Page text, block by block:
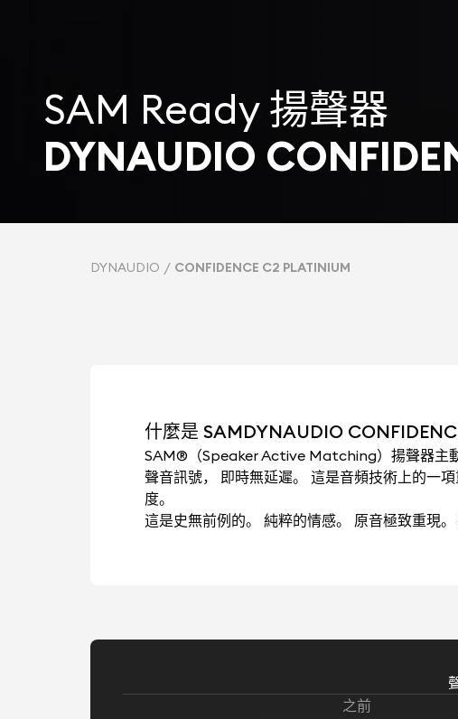
SAM Ready 揚聲器
DYNAUDIO
DYNAUDIO CONFIDENCE C2 PLATINIUM
什麼是 SAMDYNAUDIO
SAM®（Speaker Active Matching）揚聲器主
聲音訊號， 即時無延遲。 這是音頻技術上的一
度。
這是史無前例的。 純粹的情感。 原音極致重現
之前